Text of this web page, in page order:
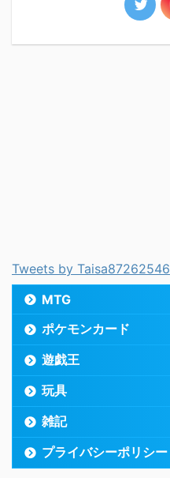
Tweets by Taisa87262546
MTG
ポケモンカード
遊戯王
玩具
雑記
プライバシーポリシー